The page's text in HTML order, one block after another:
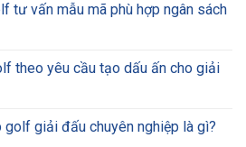
tư vấn mẫu mã phù hợp ngân sách
theo yêu cầu tạo dấu ấn cho giải
golf giải đấu chuyên nghiệp là gì?